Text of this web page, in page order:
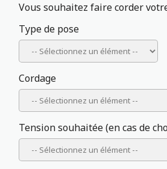
Vous souhaitez faire corder
Type de pose
Cordage
Tension souhaitée (en cas de